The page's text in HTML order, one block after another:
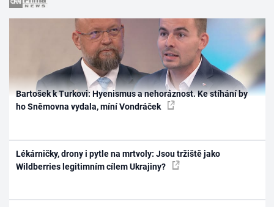
Bartošek k Turkovi: Hyenismus a nehoráznost. Ke stíhání by
ho Sněmovna vydala, míní Vondráček
Lékárničky, drony i pytle na mrtvoly: Jsou tržiště jako
Wildberries legitimním cílem Ukrajiny?